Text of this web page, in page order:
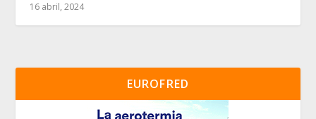
16 abril, 2024
EUROFRED